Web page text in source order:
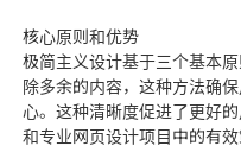
核心原则和优势
极简主义设计基于三个基本
除多余的内容，这种方法确
心。这种清晰度促进了更好
和专业网页设计项目中的有效